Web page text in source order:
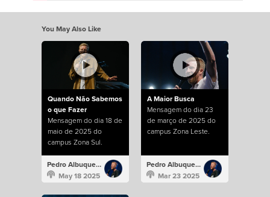
You May Also Like
Quando Não Sabemos
o que Fazer
Mensagem do dia 18 de
maio de 2025 do
campus Zona Sul.
Pedro Albuquerque
May 18 2025
A Maior Busca
Mensagem do dia 23
de março de 2025 do
campus Zona Leste.
Pedro Albuquerque
Mar 23 2025